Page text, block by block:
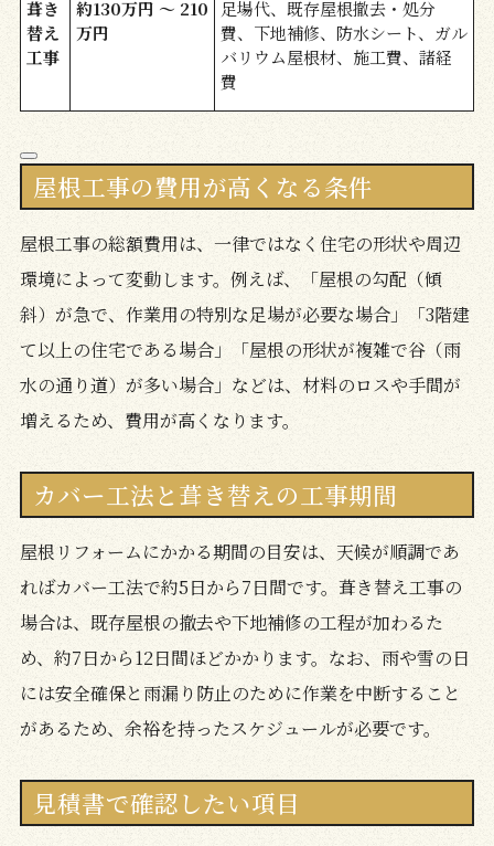
葺き
替え
工事
約130万円 〜 210
万円
足場代、既存屋根撤去・処分
費、下地補修、防水シート、ガル
バリウム屋根材、施工費、諸経
費
屋根工事の費用が高くなる条件
屋根工事の総額費用は、一律ではなく住宅の形状や周辺
環境によって変動します。例えば、「屋根の勾配（傾
斜）が急で、作業用の特別な足場が必要な場合」「3階建
て以上の住宅である場合」「屋根の形状が複雑で谷（雨
水の通り道）が多い場合」などは、材料のロスや手間が
増えるため、費用が高くなります。
カバー工法と葺き替えの工事期間
屋根リフォームにかかる期間の目安は、天候が順調であ
ればカバー工法で約5日から7日間です。葺き替え工事の
場合は、既存屋根の撤去や下地補修の工程が加わるた
め、約7日から12日間ほどかかります。なお、雨や雪の日
には安全確保と雨漏り防止のために作業を中断すること
があるため、余裕を持ったスケジュールが必要です。
見積書で確認したい項目